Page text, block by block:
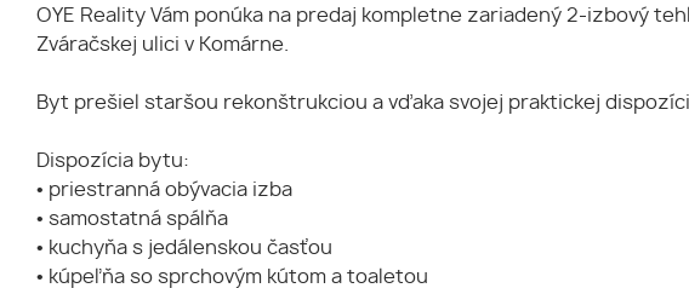
OYE Reality Vám ponúka na predaj kompletne zariadený 2-izbový
Zváračskej ulici v Komárne.
Byt prešiel staršou rekonštrukciou a vďaka svojej praktickej
Dispozícia bytu:
• priestranná obývacia izba
• samostatná spálňa
• kuchyňa s jedálenskou časťou
• kúpeľňa so sprchovým kútom a toaletou